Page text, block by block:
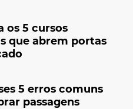
os 5 cursos
que abrem portas
5 erros comuns
passagens